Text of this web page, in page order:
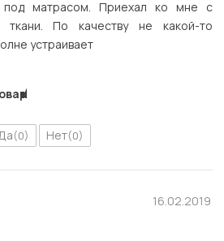
под матрасом. Приехал ко мне с
По качеству не какой-то
устраивает
(0) Нет(0)
16.02.2019